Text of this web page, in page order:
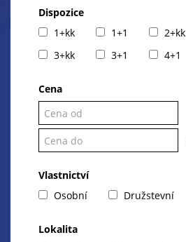
Dispozice
1+kk
1+1 2+kk
3+kk
3+1 4+1
Cena
Vlastnictví
Osobní
Družstevní
Lokalita